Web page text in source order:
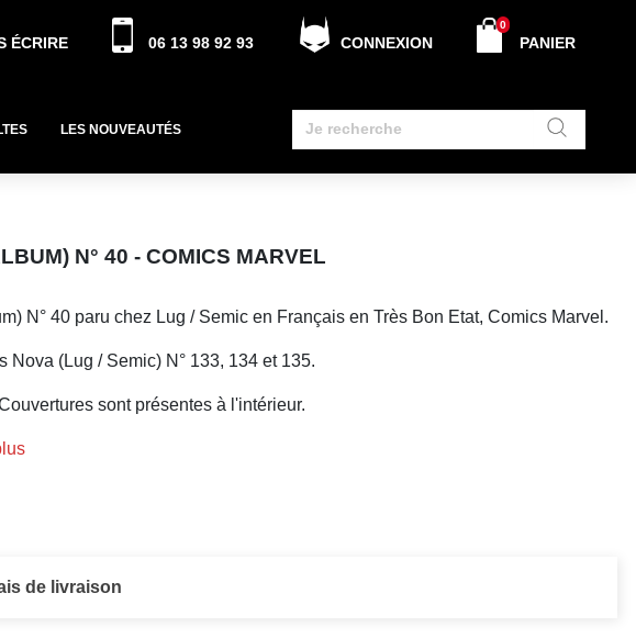
ÉCRIRE 06 13 98 92 93 CONNEXION PANIER
0
LES NOUVEAUTÉS
N° 40 - COMICS MARVEL
N° 40 paru chez Lug / Semic en Français en Très Bon Etat, Comics Marvel.
Nova (Lug / Semic) N° 133, 134 et 135.
sont présentes à l'intérieur.
de livraison